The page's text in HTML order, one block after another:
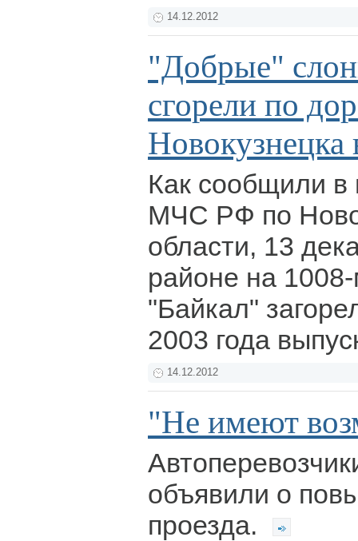
14.12.2012
"Добрые"
сгорели по
Как сообщили в
МЧС РФ по
области, 13
районе на
"Байкал"
2003 года
14.12.2012
"Не имеют
объявили о
проезда.